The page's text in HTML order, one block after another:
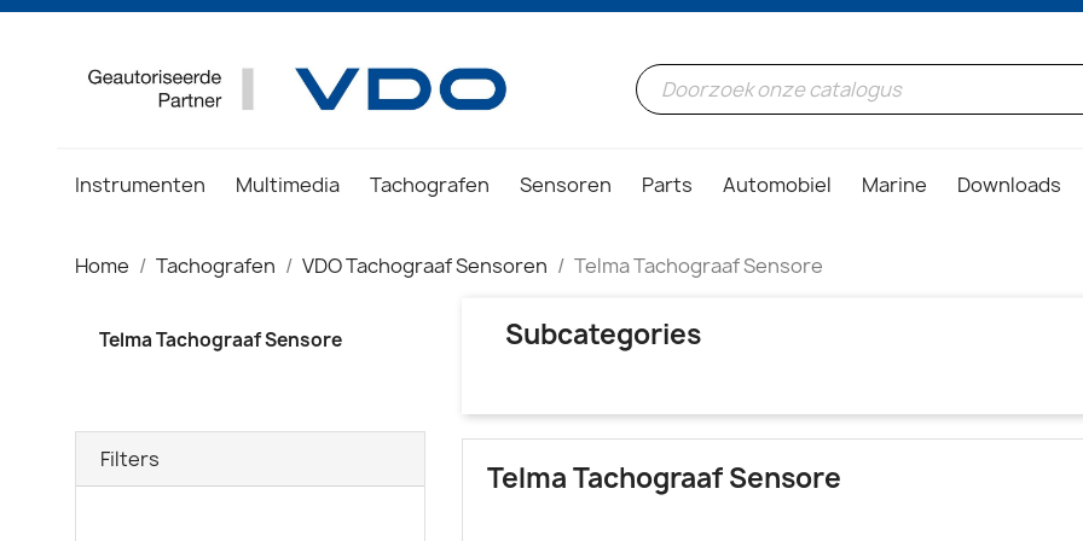
Instrumenten Multimedia Tachografen Sensoren Parts Automobiel Marine Downloads
Home Tachografen VDO Tachograaf Sensoren Telma Tachograaf Sensore
Telma Tachograaf Sensore
Filters
Subcategories
Telma Tachograaf Sensore